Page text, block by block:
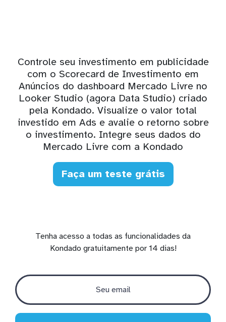
Controle seu investimento em publicidade
com o Scorecard de Investimento em
Anúncios do dashboard Mercado Livre no
Looker Studio (agora Data Studio) criado
pela Kondado. Visualize o valor total
investido em Ads e avalie o retorno sobre
o investimento. Integre seus dados do
Mercado Livre com a Kondado
Faça um teste grátis
Tenha acesso a todas as funcionalidades da
Kondado gratuitamente por 14 dias!